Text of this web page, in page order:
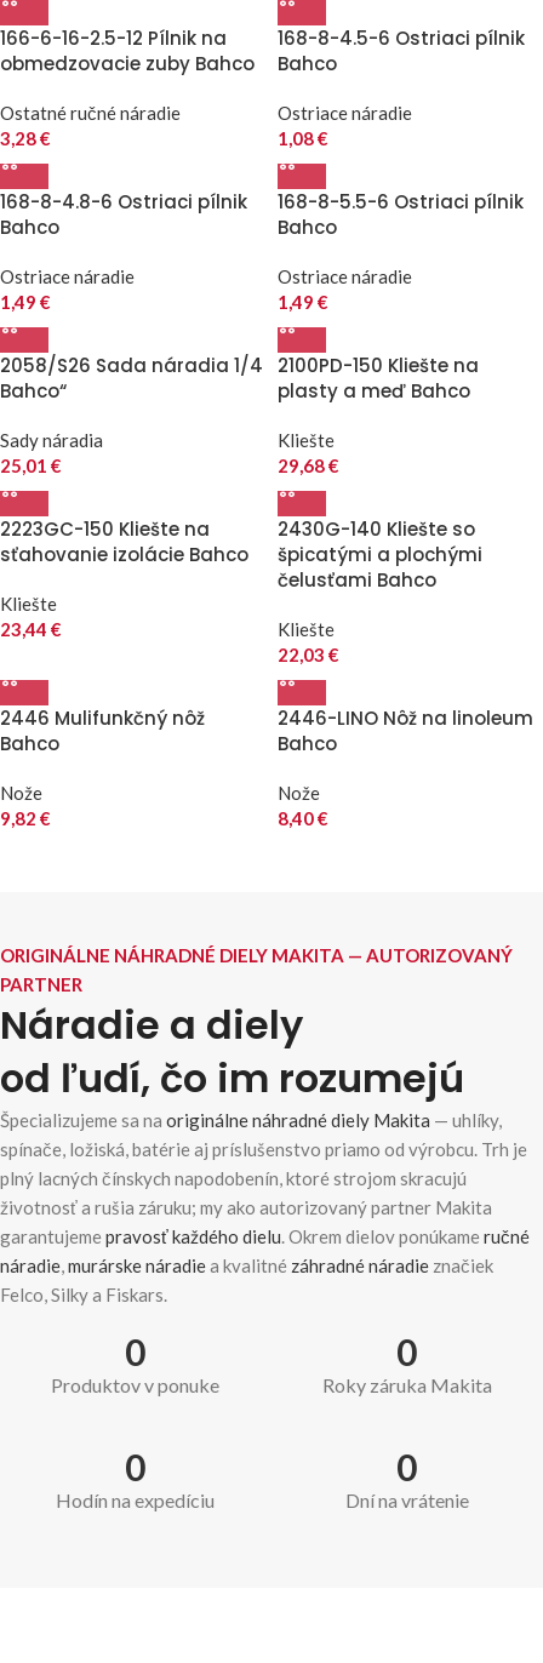
166-6-16-2.5-12 Pílnik na
obmedzovacie zuby Bahco
Ostatné ručné náradie
3,28€
168-8-4.5-6 Ostriaci pílnik
Bahco
Ostriace náradie
1,08€
168-8-4.8-6 Ostriaci pílnik
Bahco
Ostriace náradie
1,49 €
168-8-5.5-6 Ostriaci pílnik
Bahco
Ostriace náradie
1,49 €
2058/S26 Sada náradia 1/4
Bahco“
Sady náradia
25,01 €
2100PD-150 Kliešte na
plasty a meď Bahco
Kliešte
29,68€
2223GC-150 Kliešte na
sťahovanie izolácie Bahco
Kliešte
23,44 €
2430G-140 Kliešte so
špicatými a plochými
čelusťami Bahco
Kliešte
22,03 €
2446 Mulifunkčný nôž
Bahco
Nože
9,82 €
2446-LINO Nôž na linoleum
Bahco
Nože
8,40€
ORIGINÁLNE NÁHRADNÉ DIELY MAKITA — AUTORIZOVANÝ
PARTNER
Náradie a diely
od ľudí, čo im rozumejú
Špecializujeme sa na originálne náhradné diely Makita — uhlíky,
spínače, ložiská, batérie aj príslušenstvo priamo od výrobcu. Trh je
plný lacných čínskych napodobenín, ktoré strojom skracujú
životnosť a rušia záruku; my ako autorizovaný partner Makita
garantujemepravosť každého dielu. Okrem dielov ponúkameručné
náradie,murárske náradiea kvalitné záhradné náradie značiek
Felco, Silky a Fiskars.
0
Produktov v ponuke
0
Roky záruka Makita
0
Hodín na expedíciu
0
Dní na vrátenie